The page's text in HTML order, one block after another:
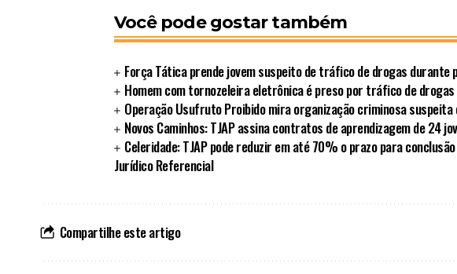
Você pode gostar também
Força Tática prende jovem suspeito de tráfico de drogas durante
Homem com tornozeleira eletrônica é preso por tráfico de drogas
Operação Usufruto Proibido mira organização criminosa suspeita
Novos Caminhos: TJAP assina contratos de aprendizagem de 24
Celeridade: TJAP pode reduzir em até 70% o prazo para
Jurídico Referencial
Compartilhe este artigo